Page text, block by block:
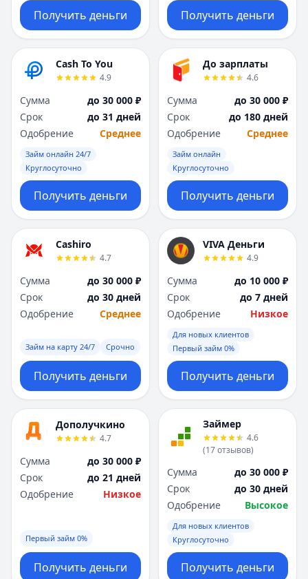
Получить деньги Получить деньги
Cash To You
4.9
Сумма
до 30 000 ₽
Срок
до 31 дней
Одобрение
Среднее
Займ онлайн 24/7
Круглосуточно
Получить деньги
До зарплаты
4.6
Сумма
до 30 000 ₽
Срок
до 180 дней
Одобрение
Среднее
Займ онлайн
Круглосуточно
Получить деньги
Cashiro
4.7
Сумма
до 30 000 ₽
Срок
до 30 дней
Одобрение
Среднее
Займ на карту 24/7 Срочно
Получить деньги
VIVA Деньги
4.9
Сумма
до 10 000 ₽
Срок
до 7 дней
Одобрение
Низкое
Для новых клиентов
Первый займ 0%
Получить деньги
Дополучкино
4.7
Сумма
до 30 000 ₽
Срок
до 21 дней
Одобрение
Низкое
Первый займ 0%
Получить деньги
Займер
4.6
(17отзывов)
Сумма
до 30 000 ₽
Срок
до 30 дней
Одобрение
Высокое
Для новых клиентов
Круглосуточно
Получить деньги